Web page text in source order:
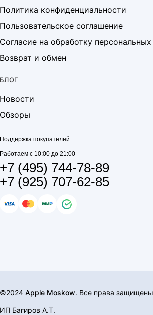
Политика конфиденциальности
Пользовательское соглашение
Согласие на обработку
Возврат и обмен
БЛОГ
Новости
Обзоры
Поддержка покупателей
Работаем с 10:00 до 21:00
+7 (495) 744-78-89
+7 (925) 707-62-85
©2024 Apple Moskow. Все права защищены
ИП Багиров А.Т.